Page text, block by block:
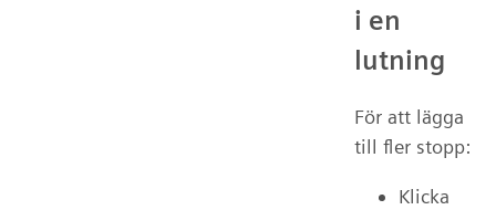
i en
lutning
För att lägga
till fler stopp:
Klicka